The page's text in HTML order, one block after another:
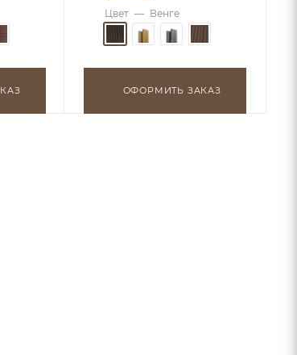
Цвет — Венге
ОФОРМИТЬ ЗАКАЗ